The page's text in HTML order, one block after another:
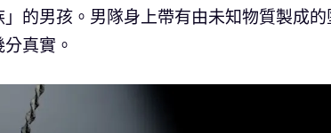
的男孩。男隊身上帶有由未知物質製成的
真實。